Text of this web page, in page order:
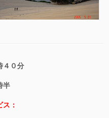
４０分
半
：